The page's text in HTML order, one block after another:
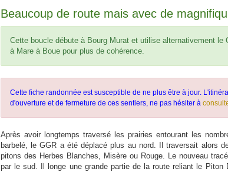
Beaucoup de route mais avec de
Cette boucle débute à Bourg Murat et utilise alternativement
à Mare à Boue pour plus de cohérence.
Cette fiche randonnée est susceptible de ne plus être à jour.
d'ouverture et de fermeture de ces sentiers, ne pas hésiter à
Après avoir longtemps traversé les prairies entourant les
barbelé, le GGR a été déplacé plus au nord. Il traversait alors
pitons des Herbes Blanches, Misère ou Rouge. Le nouveau
par le sud. Il longe une grande partie de la route reliant le